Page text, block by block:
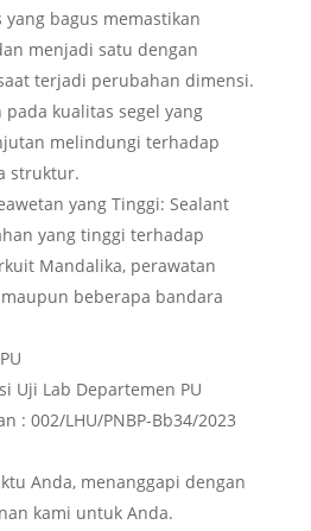
bagus memastikan
menjadi satu dengan
terjadi perubahan dimensi.
kualitas segel yang
melindungi terhadap
struktur.
yang Tinggi: Sealant
yang tinggi terhadap
Mandalika, perawatan
beberapa bandara
Uji Lab Departemen PU
: 002/LHU/PNBP-Bb34/2023
Anda, menanggapi dengan
kami untuk Anda.